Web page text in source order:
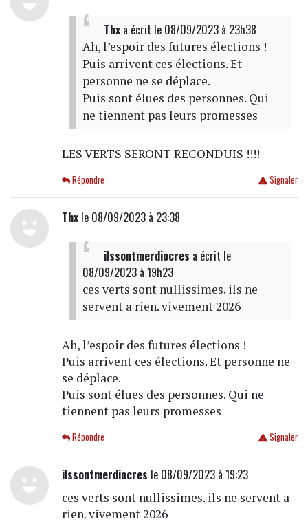
Thxa écrit le 08/09/2023 à 23h38
Ah, l’espoir des futures élections !
Puis arrivent ces élections. Et
personne ne se déplace.
Puis sont élues des personnes. Qui
ne tiennent pas leurs promesses
LES VERTS SERONT RECONDUIS !!!!
Signaler
Répondre
Thxle 08/09/2023 à 23:38
ilssontmerdiocres a écrit le
08/09/2023 à 19h23
ces verts sont nullissimes. ils ne
servent a rien. vivement 2026
Ah, l’espoir des futures élections !
Puis arrivent ces élections. Et personne ne
se déplace.
Puis sont élues des personnes. Qui ne
tiennent pas leurs promesses
Signaler
Répondre
ilssontmerdiocres le 08/09/2023 à 19:23
ces verts sont nullissimes. ils ne servent a
rien. vivement 2026